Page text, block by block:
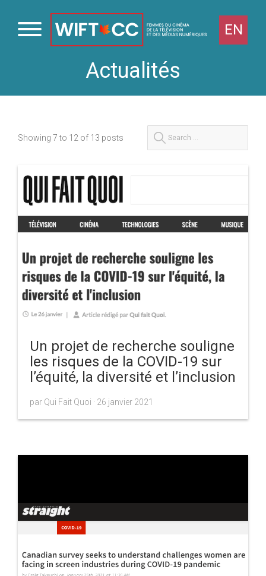
contenu
EN
Actualités
Showing 7 to 12 of 13 posts Rechercher :
Actualités
Un projet de recherche souligne
les risques de la COVID-19 sur
l’équité, la diversité et l’inclusion
par Qui Fait Quoi · 26 janvier 2021